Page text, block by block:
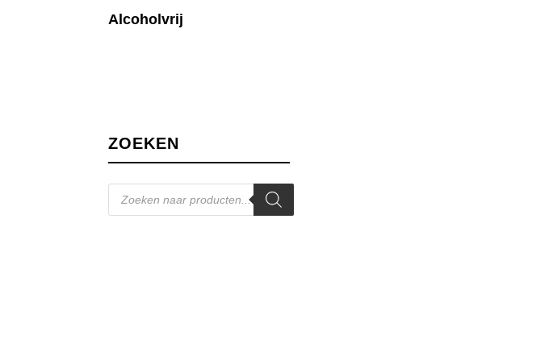
Alcoholvrij
ZOEKEN
Producten
zoeken